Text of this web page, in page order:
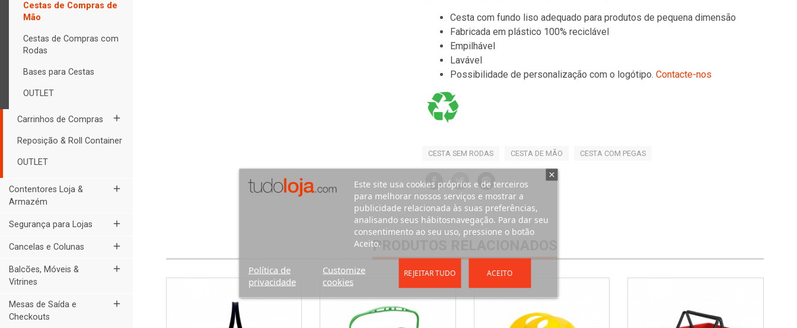
Cestas de Compras de
Mão
Cestas de Compras com
Rodas
Bases para Cestas
OUTLET
Carrinhos de Compras add
Reposição & Roll Container
OUTLET
Contentores Loja &
Armazém
add
Segurança para Lojas add
Cancelas e Colunas add
Balcões, Móveis &
Vitrines
add
Mesas de Saída e
Checkouts
add
Cesta com fundo liso adequado para produtos de pequena dimensão
Fabricada em plástico 100% reciclável
Empilhável
Lavável
Possibilidade de personalização com o logótipo. Contacte-nos
CESTA SEM RODAS CESTA DE MÃO CESTA COM PEGAS
PRODUTOS RELACIONADOS
Este site usa cookies próprios e de terceiros
para melhorar nossos serviços e mostrar a
publicidade relacionada às suas preferências,
analisando seus hábitosnavegação. Para dar seu
consentimento ao seu uso, pressione o botão
Aceito.
Política de
privacidade
Customize
cookies
REJEITAR TUDO ACEITO